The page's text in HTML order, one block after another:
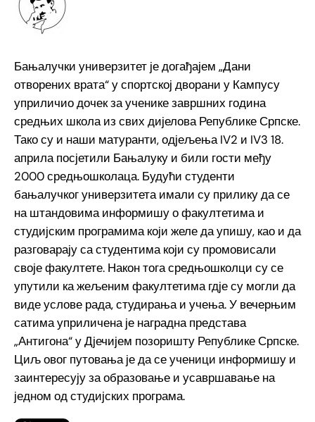
Бањалучки универзитет је догађајем „Дани
отворених врата“ у спортској дворани у Кампусу
уприличио дочек за ученике завршних година
средњих школа из свих дијелова Републике Српске.
Тако су и наши матуранти, одјељења IV2 и IV3 18.
априла посјетили Бањалуку и били гости међу
2000 средњошколаца. Будући студенти
бањалучког универзитета имали су прилику да се
на штандовима информишу о факултетима и
студијским програмима који желе да упишу, као и да
разговарају са студентима који су промовисали
своје факултете. Након тога средњошколци су се
упутили ка жељеним факултетима гдје су могли да
виде услове рада, студирања и учења. У вечерњим
сатима уприличена је наградна представа
„Антигона“ у Дјечијем позоришту Републике Српске.
Циљ овог путовања је да се ученици информишу и
заинтересују за образовање и усавршавање на
једном од студијских програма.